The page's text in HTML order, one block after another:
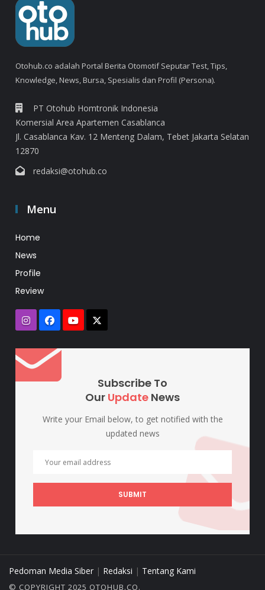
Otohub.co adalah Portal Berita Otomotif Seputar Test, Tips,
Knowledge, News, Bursa, Spesialis dan Profil (Persona).
PT Otohub Homtronik Indonesia
Komersial Area Apartemen Casablanca
Jl. Casablanca Kav. 12 Menteng Dalam, Tebet Jakarta Selatan
12870
redaksi@otohub.co
Menu
Home
News
Profile
Review
Subscribe To
Our Update News
Write your Email below, to get notified with the
updated news
SUBMIT
Pedoman Media Siber | Redaksi | Tentang Kami
© COPYRIGHT 2025 OTOHUB.CO.